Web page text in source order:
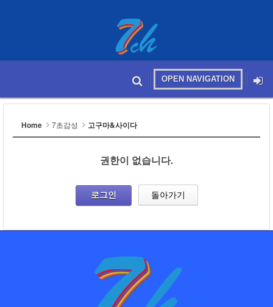
메뉴 건너뛰기
OPEN NAVIGATION
본문시작
Home 7초감성 고구마&사이다
권한이 없습니다.
로그인 돌아가기